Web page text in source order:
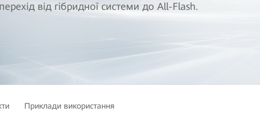
від гібридної системи до All-Flash.
Приклади використання